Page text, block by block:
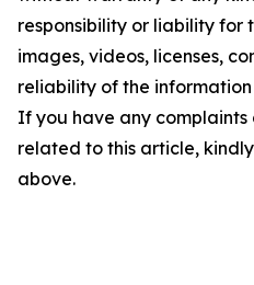
responsibility or liability for
images, videos, licenses,
reliability of the
If you have any complaints
related to this article,
above.